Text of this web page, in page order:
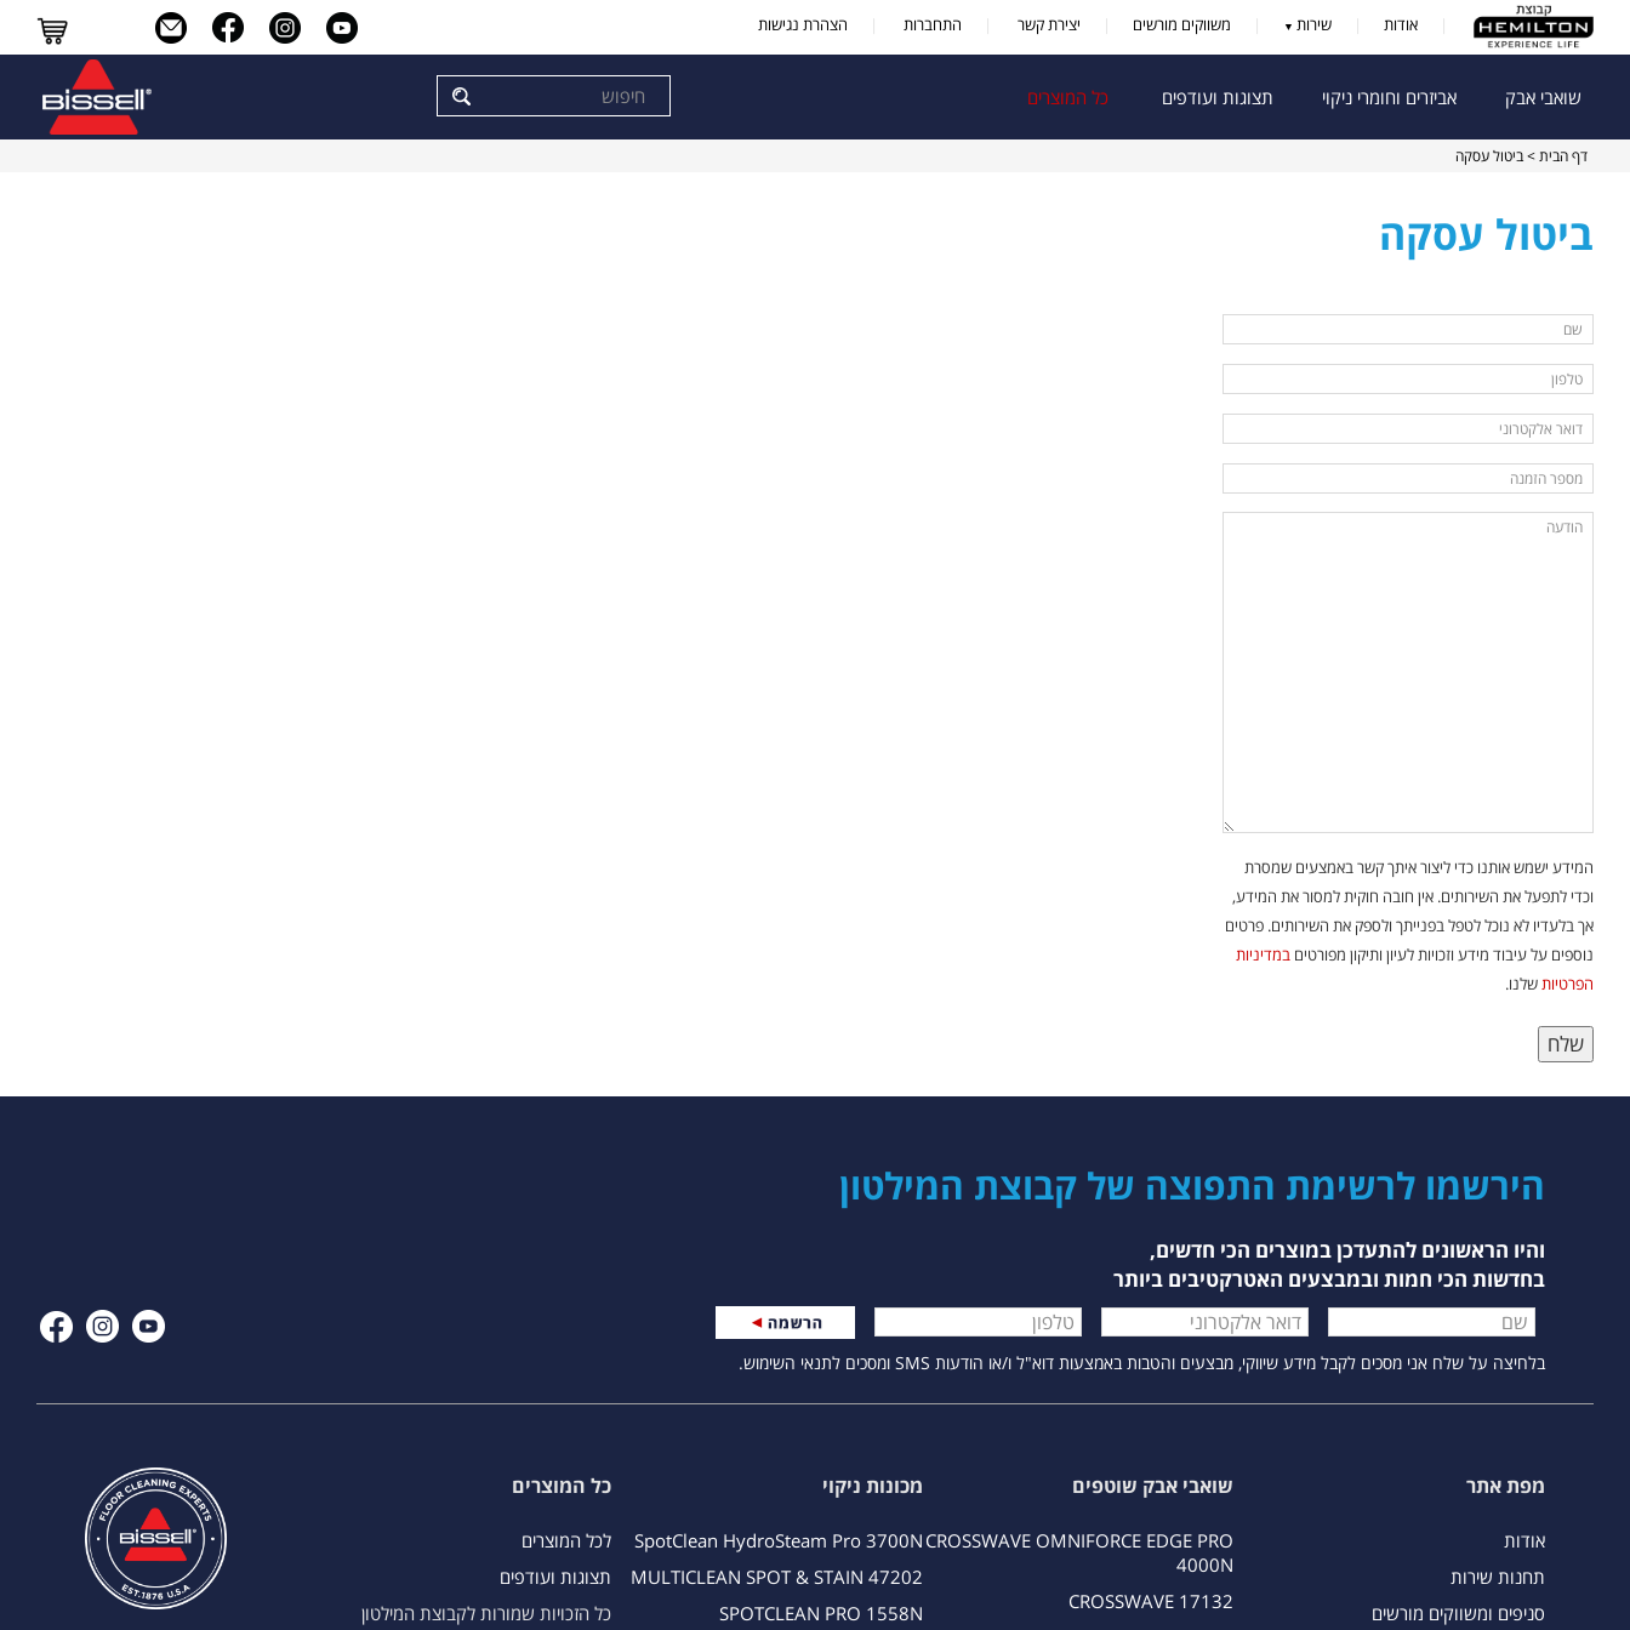
אודות שירות משווקים מורשים יצירת קשר התחברות הצהרת נגישות
שואבי אבק אביזרים וחומרי ניקוי תצוגות ועודפים כל המוצרים
דף הבית> ביטול עסקה
ביטול עסקה
טופס יצירת קשר
שם (שדה חובה)
טלפון
ניתן להזין רק ספרות ומקפים (למשל 03-5551234)
דואר אלקטרוני (שדה חובה)
מספר הזמנה (שדה חובה)
הודעה (שדה חובה)
המידע ישמש אותנו כדי ליצור איתך קשר באמצעים שמסרת
וכדי לתפעל את השירותים. אין חובה חוקית למסור את המידע,
אך בלעדיו לא נוכל לטפל בפנייתך ולספק את השירותים. פרטים
נוספים על עיבוד מידע וזכויות לעיון ותיקון מפורטים במדיניות
הפרטיותשלנו.
שלח
הירשמו לרשימת התפוצה של קבוצת המילטון
והיו הראשונים להתעדכן במוצרים הכי חדשים,
בחדשות הכי חמות ובמבצעים האטרקטיבים ביותר
הטופס מאפשר הרשמה לעדכונים. יש להזין דוא"ל תקין. הודעות שגיאה יופיעו מתחת לשדה הרלוונטי.
בלחיצה על שלח אני מסכים לקבל מידע שיווקי, מבצעים והטבות באמצעות דוא"ל ו/או הודעות SMS ומסכים לתנאי השימוש.
מפת אתר
אודות
תחנות שירות
סניפים ומשווקים מורשים
שואבי אבק שוטפים
CROSSWAVE OMNIFORCE EDGE PRO
4000N
CROSSWAVE 17132
מכונות ניקוי
SpotClean HydroSteam Pro 3700N
MULTICLEAN SPOT & STAIN 47202
SPOTCLEAN PRO 1558N
כל המוצרים
לכל המוצרים
תצוגות ועודפים
כל הזכויות שמורות לקבוצת המילטון